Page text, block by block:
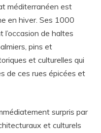
méditerranéen est
en hiver. Ses 1000
l’occasion de haltes
pins et
et culturelles qui
de ces rues épicées et
surpris par
et culturels